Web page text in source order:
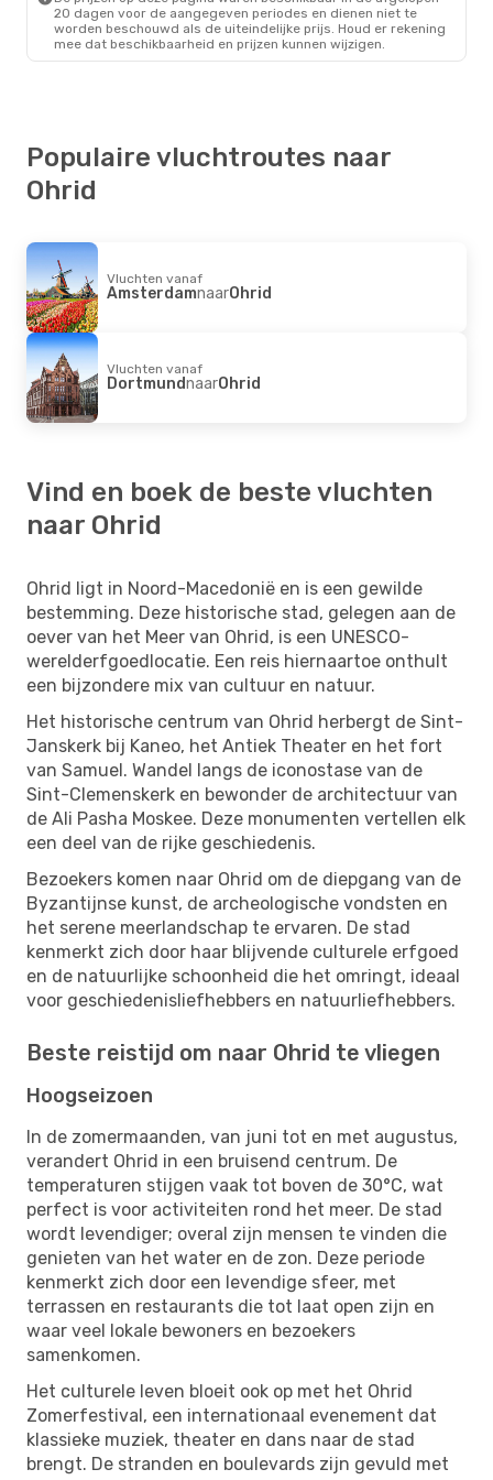
20 dagen voor de aangegeven periodes en dienen niet te
worden beschouwd als de uiteindelijke prijs. Houd er rekening
mee dat beschikbaarheid en prijzen kunnen wijzigen.
Populaire vluchtroutes naar
Ohrid
Vluchten vanaf
AmsterdamnaarOhrid
Vluchten vanaf
DortmundnaarOhrid
Vind en boek de beste vluchten
naar Ohrid
Ohrid ligt in Noord-Macedonië en is een gewilde
bestemming. Deze historische stad, gelegen aan de
oever van het Meer van Ohrid, is een UNESCO-
werelderfgoedlocatie. Een reis hiernaartoe onthult
een bijzondere mix van cultuur en natuur.
Het historische centrum van Ohrid herbergt de Sint-
Janskerk bij Kaneo, het Antiek Theater en het fort
van Samuel. Wandel langs de iconostase van de
Sint-Clemenskerk en bewonder de architectuur van
de Ali Pasha Moskee. Deze monumenten vertellen elk
een deel van de rijke geschiedenis.
Bezoekers komen naar Ohrid om de diepgang van de
Byzantijnse kunst, de archeologische vondsten en
het serene meerlandschap te ervaren. De stad
kenmerkt zich door haar blijvende culturele erfgoed
en de natuurlijke schoonheid die het omringt, ideaal
voor geschiedenisliefhebbers en natuurliefhebbers.
Beste reistijd om naar Ohrid te vliegen
Hoogseizoen
In de zomermaanden, van juni tot en met augustus,
verandert Ohrid in een bruisend centrum. De
temperaturen stijgen vaak tot boven de 30°C, wat
perfect is voor activiteiten rond het meer. De stad
wordt levendiger; overal zijn mensen te vinden die
genieten van het water en de zon. Deze periode
kenmerkt zich door een levendige sfeer, met
terrassen en restaurants die tot laat open zijn en
waar veel lokale bewoners en bezoekers
samenkomen.
Het culturele leven bloeit ook op met het Ohrid
Zomerfestival, een internationaal evenement dat
klassieke muziek, theater en dans naar de stad
brengt. De stranden en boulevards zijn gevuld met